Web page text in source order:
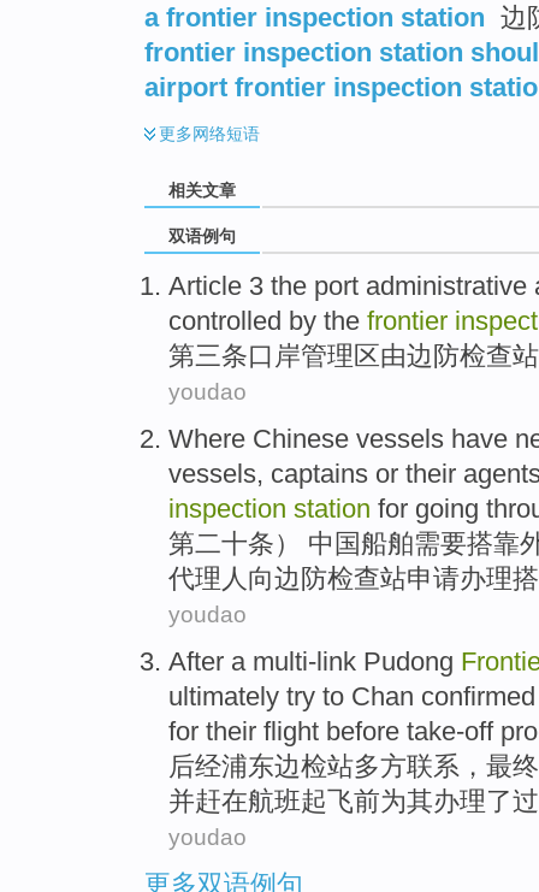
a frontier inspection station 边
frontier inspection station
airport frontier inspection
更多网络短语
相关文章
双语例句
Article 3 the port administrative
controlled by the frontier
第三条口岸管理区由边防检查
youdao
Where Chinese vessels have
vessels, captains or their
inspection station for going
第二十条） 中国船舶需要搭靠
代理人向边防检查站申请办理
youdao
After a multi-link Pudong
ultimately try to Chan
for their flight before take-off
后经浦东边检站多方联系， 最终
并赶在航班起飞前为其办理了
youdao
更多双语例句